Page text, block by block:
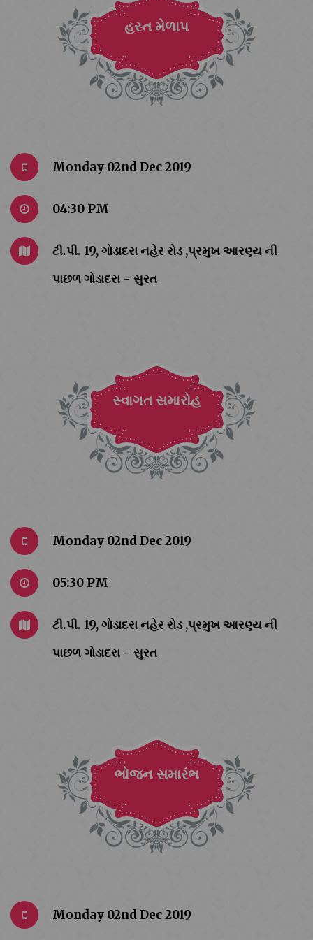
હસ્ત મેળાપ
Monday 02nd Dec 2019
04:30 PM
ટી.પી. 19, ગોડાદરા નહેર રોડ ,પ્રમુખ આરણ્ય ની
પાછળ ગોડાદરા - સુરત
સ્વાગત સમારોહ
Monday 02nd Dec 2019
05:30 PM
ટી.પી. 19, ગોડાદરા નહેર રોડ ,પ્રમુખ આરણ્ય ની
પાછળ ગોડાદરા - સુરત
ભોજન સમારંભ
Monday 02nd Dec 2019